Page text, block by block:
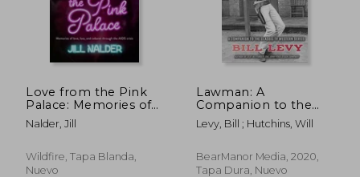
45%
dcto. $ 68.29
45%
dcto.
Love from the Pink
Palace: Memories of
Love, Loss and
Cabaret Through the
Nalder, Jill
Wildfire, Tapa Blanda,
Nuevo
Lawman: A
Companion to the
Classic tv Western
Series (Hardback) (en
Levy, Bill ; Hutchins, Will
BearManor Media, 2020,
Tapa Dura, Nuevo